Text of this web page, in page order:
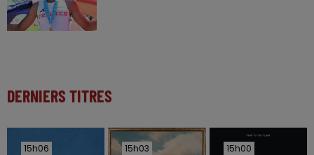
DERNIERS TITRES
15h06
15h06 15h03
15h03 15h00
15h00